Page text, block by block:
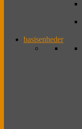
basisenheder